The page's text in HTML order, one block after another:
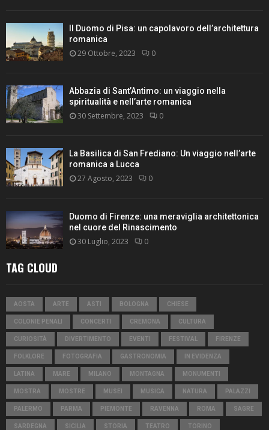
Il Duomo di Pisa: un capolavoro dell’architettura
romanica
29 Ottobre, 2023 0
Abbazia di Sant’Antimo: un viaggio nella
spiritualità e nell’arte romanica
30 Settembre, 2023 0
La Basilica di San Frediano: Un viaggio nell’arte
romanica a Lucca
27 Agosto, 2023 0
Duomo di Firenze: una meraviglia architettonica
nel cuore del Rinascimento
30 Luglio, 2023 0
TAG CLOUD
AOSTA ARTE ASTI BOLOGNA CHIESE
COLONIE PENALI CONCERTI CREMONA CULTURA
CURIOSITÀ DIVERTIMENTO EVENTI FESTIVAL FIRENZE
FOLKLORE FOTOGRAFIA GASTRONOMIA IN EVIDENZA
LATINA MARE MILANO MONTAGNA MONUMENTI
MOSTRA MOSTRE MUSEI MUSICA NATURA PALAZZI
PALERMO PARMA PIEMONTE RAVENNA ROMA SAGRE
SARDEGNA SICILIA STORIA TEATRO TORINO